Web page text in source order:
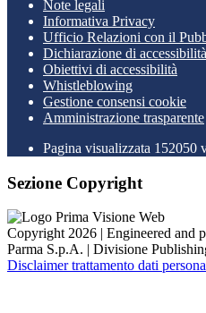
Note legali
Informativa Privacy
Ufficio Relazioni con il
Dichiarazione di accessibilità
Obiettivi di accessibilità
Whistleblowing
Gestione consensi cookie
Amministrazione trasparente
Pagina visualizzata 152050
Sezione Copyright
Copyright 2026 | Engineered and
Parma S.p.A. | Divisione
Disclaimer trattamento dati